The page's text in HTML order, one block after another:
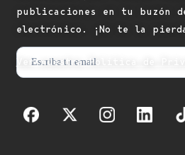
publicaciones en tu buzón
electrónico. ¡No te la
Ver nuestra Política de